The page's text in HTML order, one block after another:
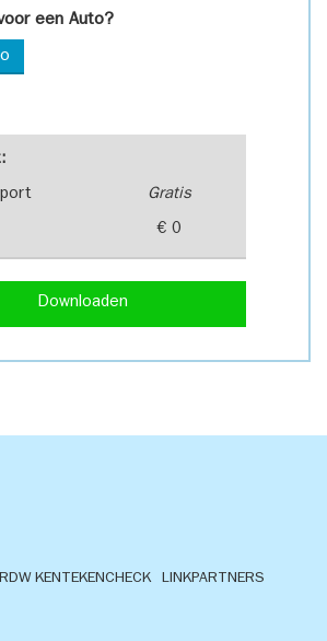
Gratis
€ 0
Downloaden
een Auto?
RDW KENTEKENCHECK
LINKPARTNERS